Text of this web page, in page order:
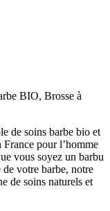
BIO, Brosse à
de soins barbe bio et
France pour l’homme
vous soyez un barbu
de votre barbe, notre
de soins naturels et